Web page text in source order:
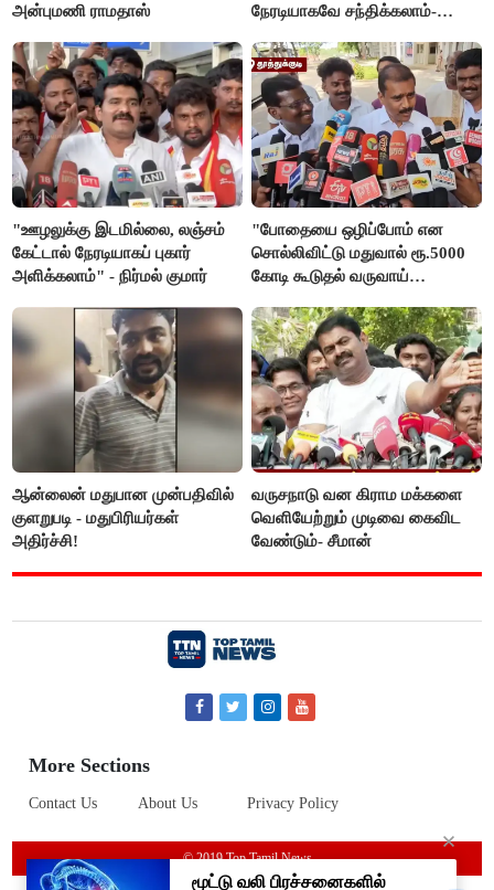
அன்புமணி ராமதாஸ்
நேரடியாகவே சந்திக்கலாம்-
"ஊழலுக்கு இடமில்லை, லஞ்சம்
கேட்டால் நேரடியாகப் புகார்
அளிக்கலாம்" - நிர்மல் குமார்
"போதையை ஒழிப்போம் என
சொல்லிவிட்டு மதுவால் ரூ.5000
கோடி கூடுதல் வருவாய்
மார்க்கண்டேயன்
ஆன்லைன் மதுபான முன்பதிவில்
குளறுபடி - மதுபிரியர்கள்
அதிர்ச்சி!
வருசநாடு வன கிராம மக்களை
வெளியேற்றும் முடிவை கைவிட
வேண்டும்- சீமான்
More Sections
Contact Us About Us Privacy Policy
© 2019 Top Tamil News